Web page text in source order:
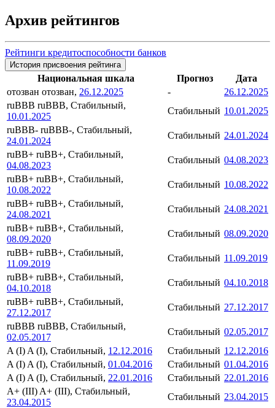
Архив рейтингов
Рейтинги кредитоспособности банков
История присвоения рейтинга
Национальная шкала Прогноз
Дата
отозван отозван, 26.12.2025 -
26.12.2025
ruBBB ruBBB, Стабильный,
10.01.2025
Стабильный 10.01.2025
ruBBB- ruBBB-, Стабильный,
24.01.2024
Стабильный 24.01.2024
ruBB+ ruBB+, Стабильный,
04.08.2023
Стабильный 04.08.2023
ruBB+ ruBB+, Стабильный,
10.08.2022
Стабильный 10.08.2022
ruBB+ ruBB+, Стабильный,
24.08.2021
Стабильный 24.08.2021
ruBB+ ruBB+, Стабильный,
08.09.2020
Стабильный 08.09.2020
ruBB+ ruBB+, Стабильный,
11.09.2019
Стабильный 11.09.2019
ruBB+ ruBB+, Стабильный,
04.10.2018
Стабильный 04.10.2018
ruBB+ ruBB+, Стабильный,
27.12.2017
Стабильный 27.12.2017
ruBBB ruBBB, Стабильный,
02.05.2017
Стабильный 02.05.2017
A (I) A (I), Стабильный, 12.12.2016 Стабильный 12.12.2016
A (I) A (I), Стабильный, 01.04.2016 Стабильный 01.04.2016
A (I) A (I), Стабильный, 22.01.2016 Стабильный 22.01.2016
A+ (III) A+ (III), Стабильный,
23.04.2015
Стабильный 23.04.2015